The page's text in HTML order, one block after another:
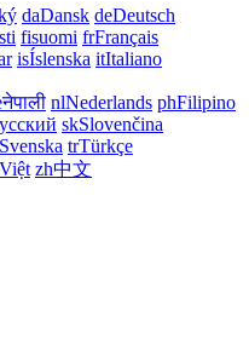
daDansk deDeutsch
fisuomi frFrançais
isÍslenska itItaliano
नेपाली nlNederlands phFilipino
skSlovenčina
Svenska trTürkçe
zh中文